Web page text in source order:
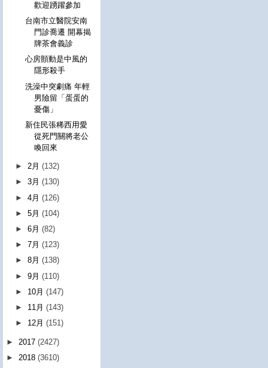
歡迎踴躍參加
台南市立醫院安南
門診喬遷 開幕揭
牌茶會義診
心房顫動是中風的
隱形殺手
洗澡中突劇痛 年輕
男險留「蛋蛋的
憂傷」
新住民張稀西用愛
從死門關將老公
喚回來
►2月(132)
►3月(130)
►4月(126)
►5月(104)
►6月(82)
►7月(123)
►8月(138)
►9月(110)
► 10月(147)
► 11月(143)
► 12月(151)
► 2017 (2427)
► 2018 (3610)